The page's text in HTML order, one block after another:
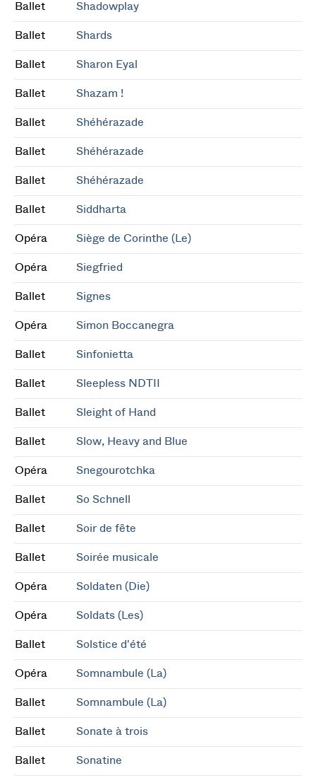
Ballet Shadowplay
Ballet Shards
Ballet Sharon Eyal
Ballet Shazam !
Ballet Shéhérazade
Ballet Shéhérazade
Ballet Shéhérazade
Ballet Siddharta
Opéra Siège de Corinthe (Le)
Opéra Siegfried
Ballet Signes
Opéra Simon Boccanegra
Ballet Sinfonietta
Ballet Sleepless NDTII
Ballet Sleight of Hand
Ballet Slow, Heavy and Blue
Opéra Snegourotchka
Ballet So Schnell
Ballet Soir de fête
Ballet Soirée musicale
Opéra Soldaten (Die)
Opéra Soldats (Les)
Ballet Solstice d'été
Opéra Somnambule (La)
Ballet Somnambule (La)
Ballet Sonate à trois
Ballet Sonatine